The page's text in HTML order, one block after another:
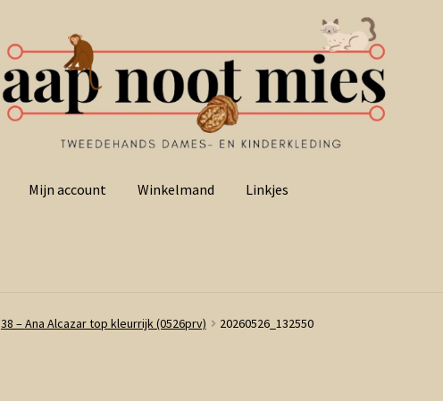
Mijn account Winkelmand Linkjes
38 – Ana Alcazar top kleurrijk (0526prv) 20260526_132550